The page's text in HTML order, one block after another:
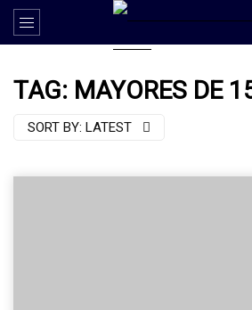
TAG: MAYORES DE
SORT BY: LATEST